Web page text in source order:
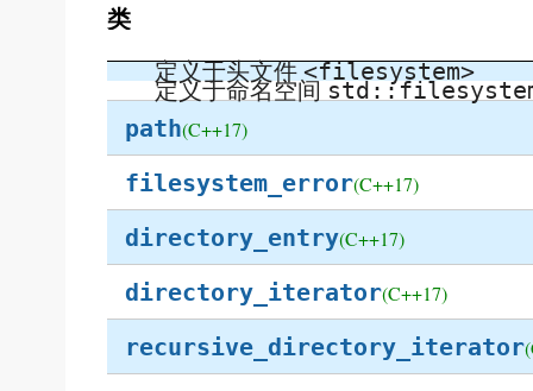
类
定义于头文件<filesystem>
定义于命名空间
path(C++17)
filesystem_error(C++17)
directory_entry(C++17)
directory_iterator(C++17)
recursive_directory_iterator